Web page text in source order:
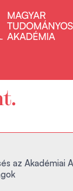
az Akadémiai